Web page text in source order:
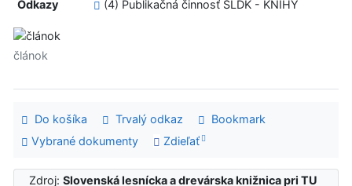
Odkazy
(4) Publikačná činnosť SLDK - KNIHY
článok
Do košíka Trvalý odkaz
Bookmark
Vybrané dokumenty
Zdieľať
Zdroj:Slovenská lesnícka a drevárska knižnica pri TU